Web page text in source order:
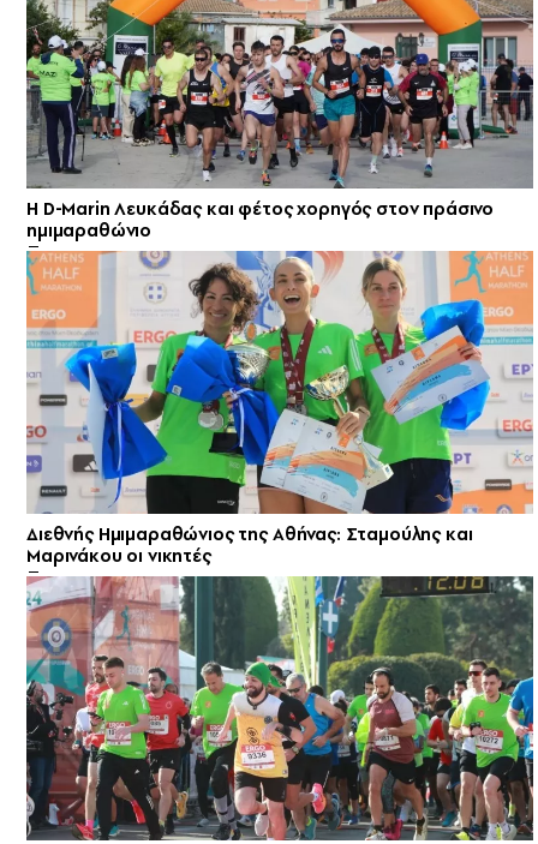
Η D-Marin Λευκάδας και φέτος χορηγός στον πράσινο
ημιμαραθώνιο
Διεθνής Ημιμαραθώνιος της Αθήνας: Σταμούλης και
Μαρινάκου οι νικητές